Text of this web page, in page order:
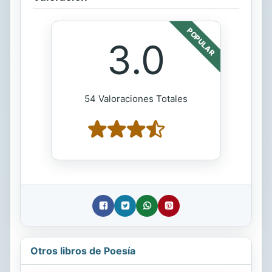
POPULAR
3.0
54 Valoraciones Totales
Otros libros de Poesía